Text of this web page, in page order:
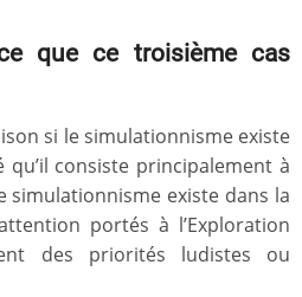
que ce troisième cas
si le simulationnisme existe
consiste principalement à
simulationnisme existe dans la
portés à l’Exploration
des priorités ludistes ou